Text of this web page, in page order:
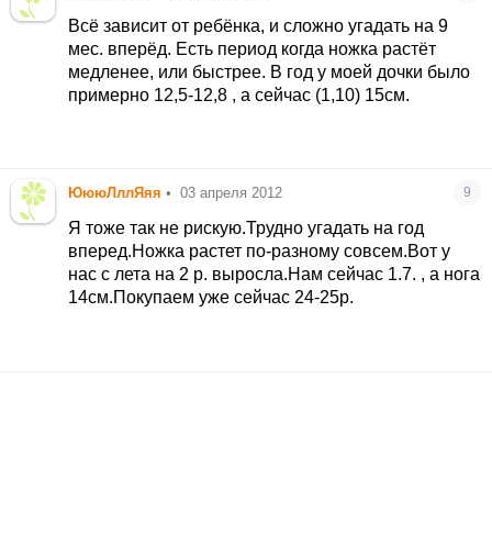
Всё зависит от ребёнка, и сложно угадать на 9
мес. вперёд. Есть период когда ножка растёт
медленее, или быстрее. В год у моей дочки было
примерно 12,5-12,8 , а сейчас (1,10) 15см.
ЮююЛллЯяя • 03 апреля 2012 9
Я тоже так не рискую.Трудно угадать на год
вперед.Ножка растет по-разному совсем.Вот у
нас с лета на 2 р. выросла.Нам сейчас 1.7. , а нога
14см.Покупаем уже сейчас 24-25р.